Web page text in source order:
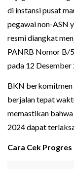
di instansi pusat
pegawai non-ASN
resmi diangkat
PANRB Nomor B/
pada 12 Desember
BKN berkomitmen
berjalan tepat
memastikan
2024 dapat
Cara Cek Progres